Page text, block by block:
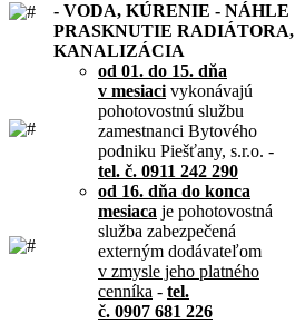
- VODA, KÚRENIE - NÁHLE
PRASKNUTIE RADIÁTORA,
KANALIZÁCIA
od 01. do 15. dňa
v mesiaci vykonávajú
pohotovostnú službu
zamestnanci Bytového
podniku Piešťany, s.r.o. -
tel. č. 0911 242 290
od 16. dňa do konca
mesiaca je pohotovostná
služba zabezpečená
externým dodávateľom
v zmysle jeho platného
cenníka - tel.
č. 0907 681 226